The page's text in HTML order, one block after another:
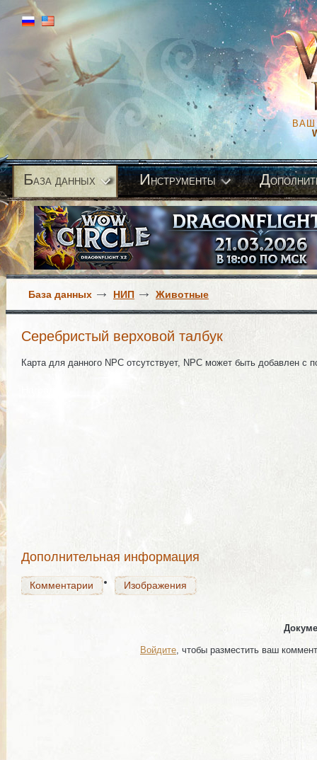
ВАШ
База данных Инструменты Д
База данных НИП Животные
Серебристый верховой талбук
Карта для данного NPC отсутствует, NPC может быть добавлен с
Дополнительная информация
Комментарии Изображения
Войдите , чтобы разместить ваш